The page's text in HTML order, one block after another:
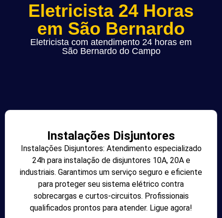
Eletricista 24 Horas
em São Bernardo
Eletricista com atendimento 24 horas em
São Bernardo do Campo
Instalações Disjuntores
Instalações Disjuntores: Atendimento especializado
24h para instalação de disjuntores 10A, 20A e
industriais. Garantimos um serviço seguro e eficiente
para proteger seu sistema elétrico contra
sobrecargas e curtos-circuitos. Profissionais
qualificados prontos para atender. Ligue agora!